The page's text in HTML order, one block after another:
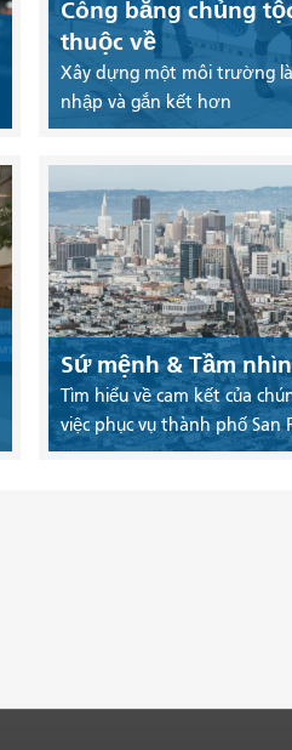
Công bằng chủng
thuộc về
Xây dựng một môi trường
nhập và gắn kết hơn
Sứ mệnh & Tầm nhìn
Tìm hiểu về cam kết của
việc phục vụ thành phố San